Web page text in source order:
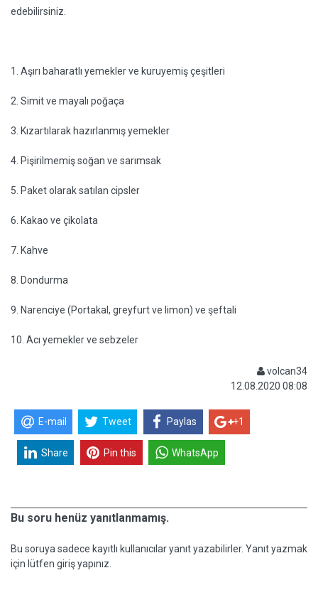
edebilirsiniz.
1. Aşırı baharatlı yemekler ve kuruyemiş çeşitleri
2. Simit ve mayalı poğaça
3. Kızartılarak hazırlanmış yemekler
4. Pişirilmemiş soğan ve sarımsak
5. Paket olarak satılan cipsler
6. Kakao ve çikolata
7. Kahve
8. Dondurma
9. Narenciye (Portakal, greyfurt ve limon) ve şeftali
10. Acı yemekler ve sebzeler
volcan34
12.08.2020 08:08
E-mail Tweet Paylas +1
Share Pin this WhatsApp
Bu soru henüz yanıtlanmamış.
Bu soruya sadece kayıtlı kullanıcılar yanıt yazabilirler. Yanıt yazmak
için lütfen giriş yapınız.